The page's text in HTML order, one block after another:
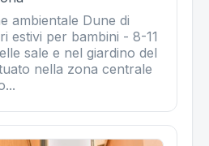
ambientale Dune di
estivi per bambini - 8-11
sale e nel giardino del
nella zona centrale